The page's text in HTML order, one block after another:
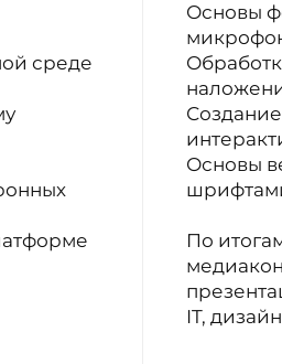
среде
Основы
Основы
По
IT,